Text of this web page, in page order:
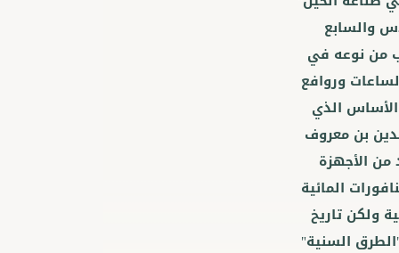
والسابع
من نوعه في
وروافع
الذي
بن معروف
الأجهزة
المائية
ولكن تاريخ
السنية"